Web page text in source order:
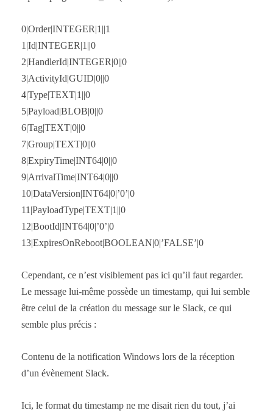
0|Order|INTEGER|1||1
1|Id|INTEGER|1||0
2|HandlerId|INTEGER|0||0
3|ActivityId|GUID|0||0
4|Type|TEXT|1||0
5|Payload|BLOB|0||0
6|Tag|TEXT|0||0
7|Group|TEXT|0||0
8|ExpiryTime|INT64|0||0
9|ArrivalTime|INT64|0||0
10|DataVersion|INT64|0|’0’|0
11|PayloadType|TEXT|1||0
12|BootId|INT64|0|’0’|0
13|ExpiresOnReboot|BOOLEAN|0|’FALSE’|0
Cependant, ce n’est visiblement pas ici qu’il faut regarder.
Le message lui-même possède un timestamp, qui lui semble
être celui de la création du message sur le Slack, ce qui
semble plus précis :
Contenu de la notification Windows lors de la réception
d’un évènement Slack.
Ici, le format du timestamp ne me disait rien du tout, j’ai